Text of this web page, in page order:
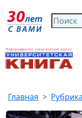
Главная